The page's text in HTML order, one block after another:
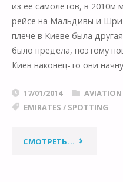
из ее самолетов, в 2010м
рейсе на Мальдивы и
плече в Киеве была
было предела, поэтому
Киев наконец-то они
17/01/2014 AVIATION
EMIRATES / SPOTTING
СМОТРЕТЬ...